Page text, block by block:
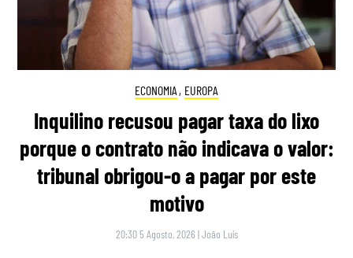
ECONOMIA , EUROPA
Inquilino recusou pagar taxa do lixo
porque o contrato não indicava o valor:
tribunal obrigou-o a pagar por este
motivo
20:30 5 Agosto, 2026 |João Luís